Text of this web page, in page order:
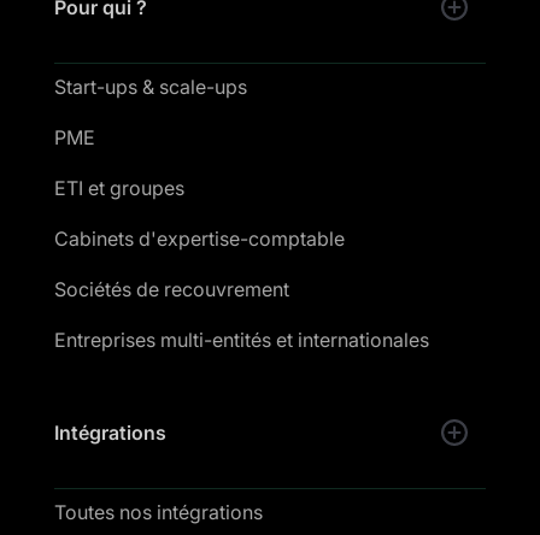
Pour qui ?
Start-ups & scale-ups
PME
ETI et groupes
Cabinets d'expertise-comptable
Sociétés de recouvrement
Entreprises multi-entités et internationales
Intégrations
Toutes nos intégrations